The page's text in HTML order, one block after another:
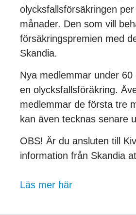
olycksfallsförsäkringen
månader. Den som vill
försäkringspremien med
Skandia.
Nya medlemmar under
en olycksfallsföräkring.
medlemmar de första tre
kan även tecknas senare
OBS! Är du ansluten till
information från Skandia
Läs mer här